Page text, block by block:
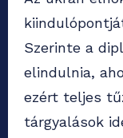
Szerinte a
elindulnia,
ezért teljes
tárgyalások